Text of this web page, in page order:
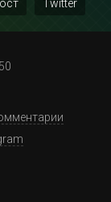
Twitter